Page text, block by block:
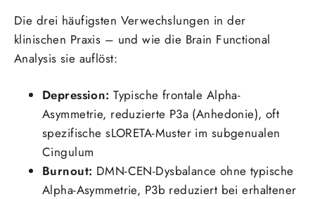
Die drei häufigsten Verwechslungen in der
klinischen Praxis – und wie die Brain Functional
Analysis sie auflöst:
Depression: Typische frontale Alpha-
Asymmetrie, reduzierte P3a (Anhedonie), oft
spezifische sLORETA-Muster im subgenualen
Cingulum
Burnout: DMN-CEN-Dysbalance ohne typische
Alpha-Asymmetrie, P3b reduziert bei erhaltener